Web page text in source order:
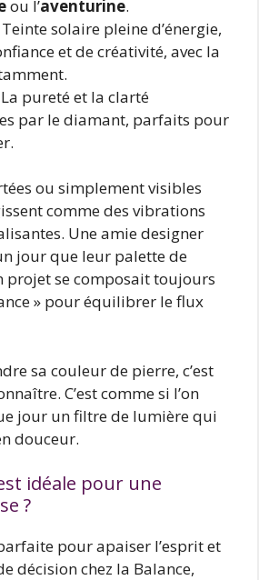
ou l’aventurine.
Teinte solaire pleine d’énergie,
et de créativité, avec la
pureté et la clarté
par le diamant, parfaits pour
ou simplement visibles
comme des vibrations
Une amie designer
jour que leur palette de
projet se composait toujours
» pour équilibrer le flux
sa couleur de pierre, c’est
C’est comme si l’on
jour un filtre de lumière qui
douceur.
idéale pour une
?
pour apaiser l’esprit et
décision chez la Balance,